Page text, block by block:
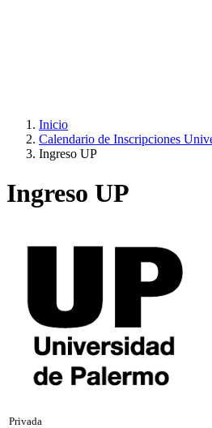
Inicio
Calendario de Inscripciones
Ingreso UP
Ingreso UP
Privada